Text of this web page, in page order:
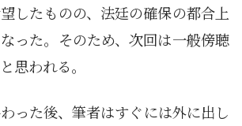
したものの、法廷の確保の都合上
った。そのため、次回は一般傍聴
思われる。
った後、筆者はすぐには外に出し